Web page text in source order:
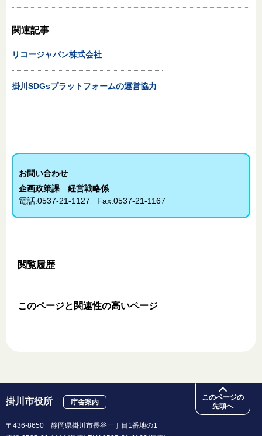
関連記事
リコージャパン株式会社
掛川SDGsプラットフォームの運営協力
お問い合わせ
企画政策課 経営戦略係
電話:0537-21-1127 Fax:0537-21-1167
閲覧履歴
このページと 関連性の高いページ
このページの
先頭へ
掛川市役所 庁舎案内
〒436-8650 静岡県掛川市長谷一丁目1番地の1